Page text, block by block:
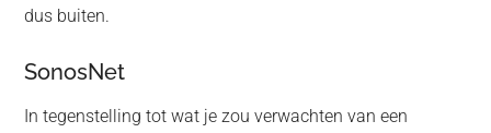
dus buiten.
SonosNet
In tegenstelling tot wat je zou verwachten van een